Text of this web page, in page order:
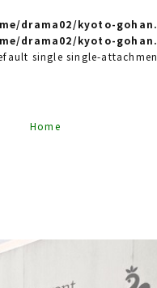
drama02/kyoto-
drama02/kyoto-
single single-
Home